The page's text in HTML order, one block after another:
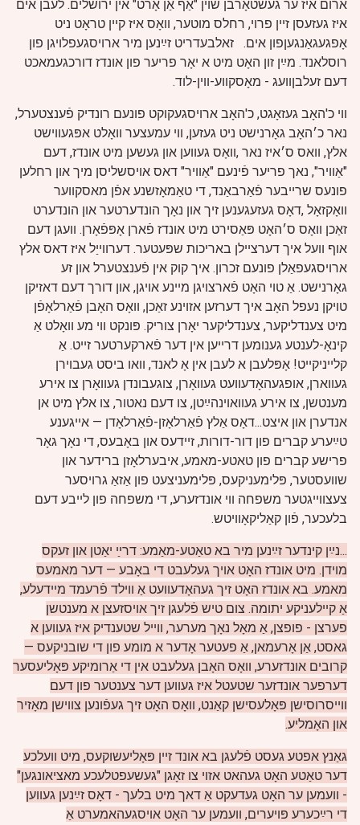
ארום איז ער געשטאָרבן שוין "אַף אַן אָרט" אין ירושלים. לעבן אים
איז געזעסן זיין פרוי, רחלס מוטער, וואָס איז קיין טראָט ניט
אָפגעגאַנגעןפון אים.
זאלבעדריט זײַנען מיר ארויסגעפלויגן פון
רוסלאנד. מײַן זון האָט מיט א יאָר פריער פון אונדז דורכגעמאכט
דעם זעלבןוועג - מאָסקווע-ווין-לוד.
ווי כ'האָב געזאָגט, כ'האָב ארויסגעקוקט פונעם רונדיק פֿענצטערל,
נאר כ׳האָב גאָרנישט ניט געזען, ווי עמעצער וואָלט אפּגעווישט
אלץ, וואס ס׳איז נאר ,וואָס געווען און געשען מיט אונדז, דעם
"אַוויר", נאך פריער פֿינעם "אַוויר" דאס אויסשליסן מיך און רחלען
פונעס שרייבער פֿאַרבאַנד, די טאַמאָזשנע אפֿן מאסקווער
וואָקזאָל ,דאָס געזעגענען זיך און נאָך הונדערטער און הונדערט
זאַכן וואָס ס׳האָט פּאַסירט מיט אונדז פֿארן אָפּפֿאָרן. וועגן דעם
אוף וועל איך דערציילן באריכות שפּעטער. דערווייַל איז דאס אלץ
ארויסגעפאַלן פונעם זכרון. איך קוק אין פֿענצטערל און זע
גאָרנישט. אַ טוי האָט פֿארצויגן מיינע אויגן, און דורך דעם דאזיקן
טויקן נעפל האָב איך דערזען אזוינע זאַכן, וואָס האָבן פֿאַרלאָפֿן
מיט צענדליקער, צענדליקער יאָרן צוריק. פּונקט ווי מע וואָלט אַ
קינאָ-לענטע גענומען דרייען אין דער פֿארקערטער זייט. אַ
קלייניקייט! אָפּלעבן א לעבן אין אָ לאנד, וואו ביסט געבוירן
געווארן, אופגעהאָדעוועט געוואָרן, צוגעבונדן געוואָרן צו אירע
מענטשן, צו אירע געוואוינהײַטן, צו דעם נאטור, צו אלץ מיט אן
אנדערן און איצט...דאָס אַלץ פֿאַרלאָזן-פֿאַרלאָדן — אייגענע
טײַערע קברים פון דור-דורות, זיידעס און באָבעס, די נאָך גאָר
פרישע קברים פון טאטע-מאמע, איבערלאָזן ברידער און
שוועסטער, פּלימעניקעס, פּלימעניצעט פון אַזאַ גרויסער
צעצווייגטער משפחה ווי אונדזערע, די משפחה פון לייבע דעם
בלעכער, פֿון קאַליקאָוויטש.
...נײַן קינדער זײַנען מיר בא טאַטע-מאַמע: דרײַ יאַטן און זעקס
מוידן. מיט אונדז האָט אויך געלעבט די באָבע — דער מאמעס
מאמע. בא אונדז האָט זיך געהאָדעוועט אַ ווילד פֿרעמד מיידעלע,
אַ קײלעניקע יתומה. צום טיש פֿלעגן זיך אויסזעצן א מענטשן
פערצן - פופצן, אַ מאָל נאָך מערער, ווייל שטענדיק איז געווען א
גאסט, אַן אָרעמאן, אַ פעטער אָדער א מומע פון די שובניקעס —
קרובים אונדזערע, וואָס האָבן געלעבט אין די אַרומיקע פּאָליעסער
דערפער אונדזער שטעטל איז געווען דער צענטער פון דעם
ווייסרוסישן פּאָלעסישן קאַנט, וואָס האָט זיך געפֿונען צווישן מאָזיר
און האָמליע.
גאַנץ אפטע געסט פֿלעגן בא אונד זיין פּאָליעשוקעס, מיט וועלכע
דער טאַטע האָט געהאט אזוי צו זאָגן "געשעפטלעכע מאציאונגען"
- וועמען ער האָט געדעקט אַ דאך מיט בלעך - דאָס זײַנען געווען
די רײַכערע פּויערים, וועמען ער האָט אויסגעהאמערט אַ